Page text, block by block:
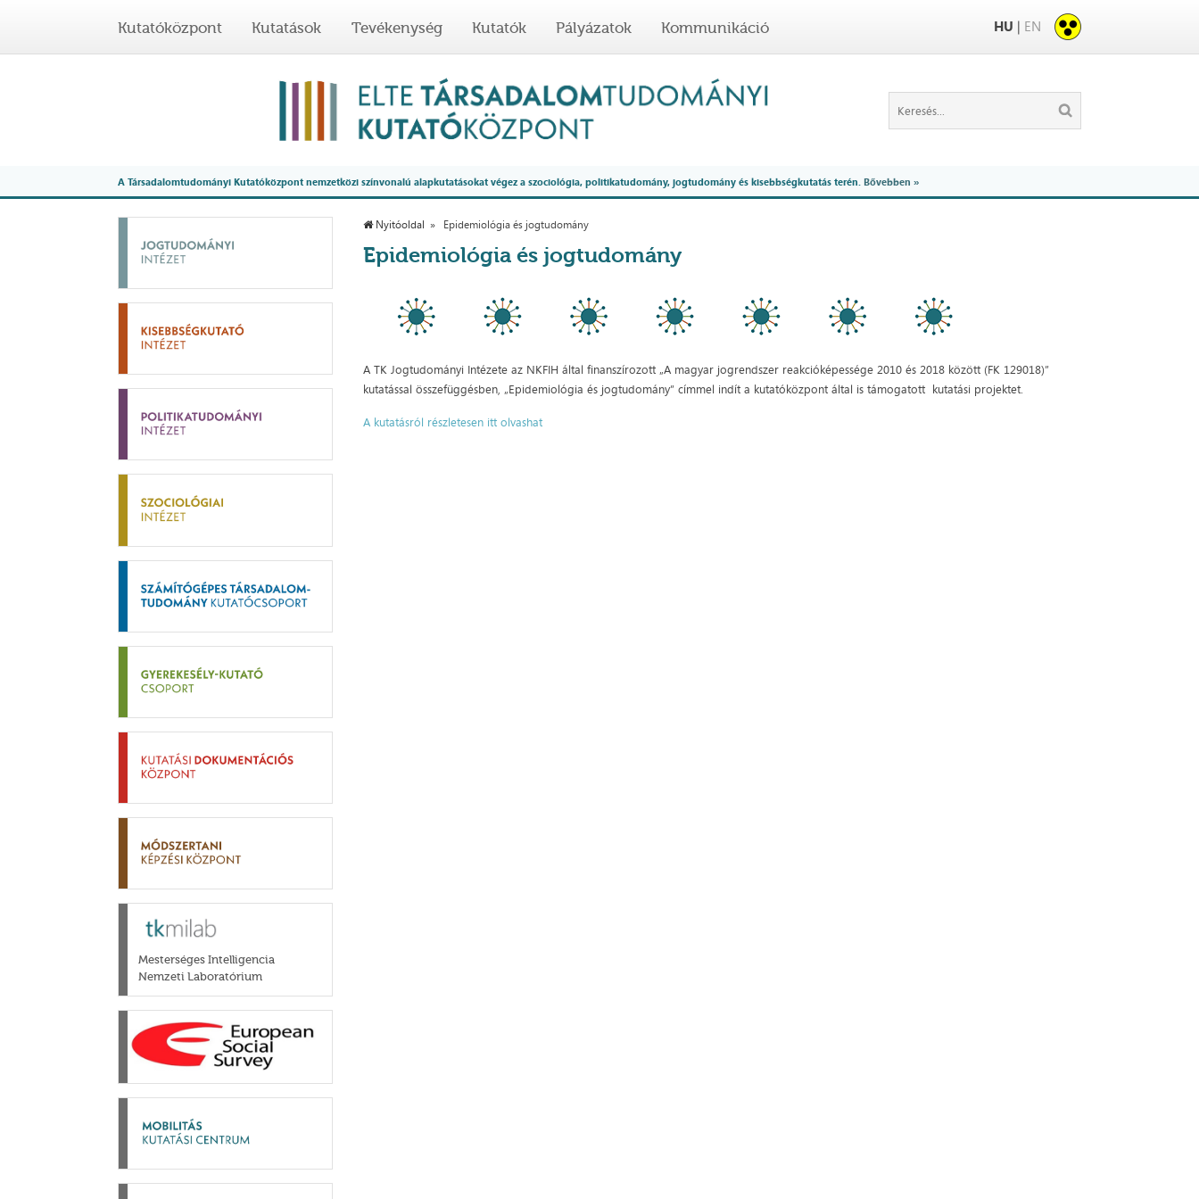
Kutatóközpont Kutatások Tevékenység Kutatók Pályázatok Kommunikáció HU | EN
A Társadalomtudományi Kutatóközpont nemzetközi színvonalú alapkutatásokat végez a szociológia, politikatudomány, jogtudomány és kisebbségkutatás terén. Bővebben »
Mesterséges Intelligencia
Nemzeti Laboratórium
Nyitóoldal Epidemiológia és jogtudomány
Epidemiológia és jogtudomány
A TK Jogtudományi Intézete az NKFIH által finanszírozott „A magyar jogrendszer reakcióképessége 2010 és 2018 között (FK 129018)”
kutatással összefüggésben, „Epidemiológia és jogtudomány” címmel indít a kutatóközpont által is támogatott kutatási projektet.
A kutatásról részletesen itt olvashat